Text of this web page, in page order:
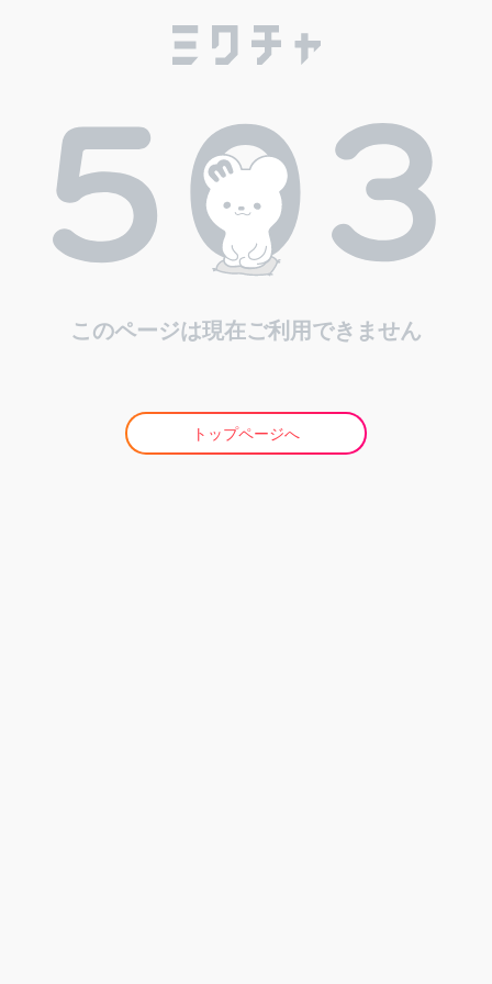
このページは現在ご利用できません